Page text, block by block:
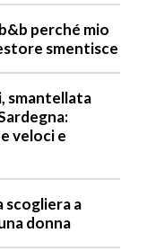
perché mio
smentisce
smantellata
veloci e
scogliera a
donna